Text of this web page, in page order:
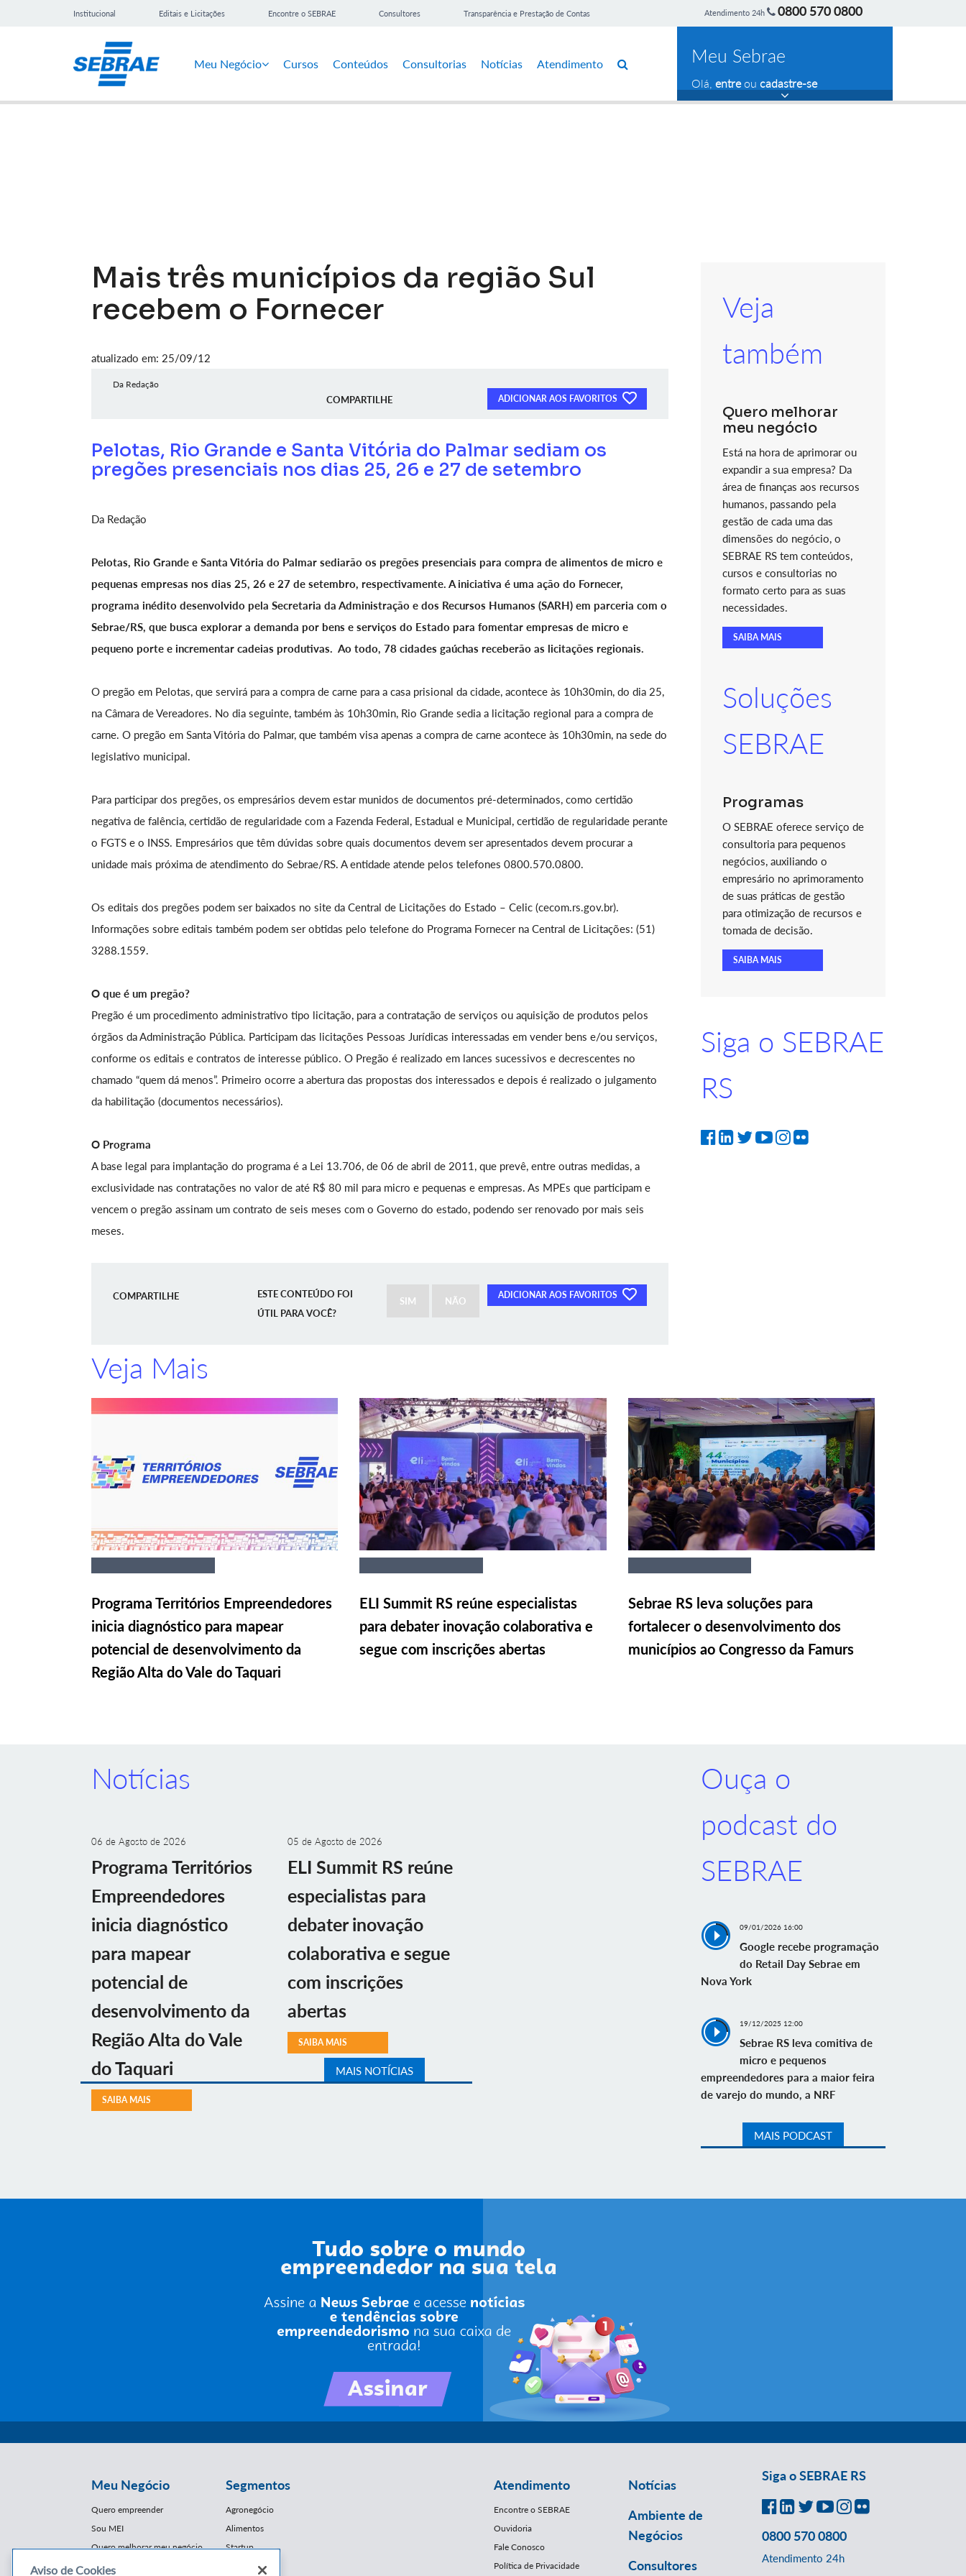
Institucional Editais e Licitações Encontre o SEBRAE Consultores Transparência e Prestação de Contas Atendimento 24h 0800 570 0800
Meu Negócio Cursos Conteúdos Consultorias Notícias Atendimento Meu Sebrae
Olá, entreou cadastre-se
Mais três municípios da região Sul
recebem o Fornecer
atualizado em: 25/09/12
Da Redação
COMPARTILHE ADICIONAR AOS FAVORITOS
Pelotas, Rio Grande e Santa Vitória do Palmar sediam os
pregões presenciais nos dias 25, 26 e 27 de setembro
Da Redação
Pelotas, Rio Grande e Santa Vitória do Palmar sediarão os pregões presenciais para compra de alimentos de micro e
pequenas empresas nos dias 25, 26 e 27 de setembro, respectivamente. A iniciativa é uma ação do Fornecer,
programa inédito desenvolvido pela Secretaria da Administração e dos Recursos Humanos (SARH) em parceria com o
Sebrae/RS, que busca explorar a demanda por bens e serviços do Estado para fomentar empresas de micro e
pequeno porte e incrementar cadeias produtivas. Ao todo, 78 cidades gaúchas receberão as licitações regionais.
O pregão em Pelotas, que servirá para a compra de carne para a casa prisional da cidade, acontece às 10h30min, do dia 25,
na Câmara de Vereadores. No dia seguinte, também às 10h30min, Rio Grande sedia a licitação regional para a compra de
carne. O pregão em Santa Vitória do Palmar, que também visa apenas a compra de carne acontece às 10h30min, na sede do
legislativo municipal.
Para participar dos pregões, os empresários devem estar munidos de documentos pré-determinados, como certidão
negativa de falência, certidão de regularidade com a Fazenda Federal, Estadual e Municipal, certidão de regularidade perante
o FGTS e o INSS. Empresários que têm dúvidas sobre quais documentos devem ser apresentados devem procurar a
unidade mais próxima de atendimento do Sebrae/RS. A entidade atende pelos telefones 0800.570.0800.
Os editais dos pregões podem ser baixados no site da Central de Licitações do Estado – Celic (cecom.rs.gov.br).
Informações sobre editais também podem ser obtidas pelo telefone do Programa Fornecer na Central de Licitações: (51)
3288.1559.
O que é um pregão?
Pregão é um procedimento administrativo tipo licitação, para a contratação de serviços ou aquisição de produtos pelos
órgãos da Administração Pública. Participam das licitações Pessoas Jurídicas interessadas em vender bens e/ou serviços,
conforme os editais e contratos de interesse público. O Pregão é realizado em lances sucessivos e decrescentes no
chamado “quem dá menos”. Primeiro ocorre a abertura das propostas dos interessados e depois é realizado o julgamento
da habilitação (documentos necessários).
O Programa
A base legal para implantação do programa é a Lei 13.706, de 06 de abril de 2011, que prevê, entre outras medidas, a
exclusividade nas contratações no valor de até R$ 80 mil para micro e pequenas e empresas. As MPEs que participam e
vencem o pregão assinam um contrato de seis meses com o Governo do estado, podendo ser renovado por mais seis
meses.
COMPARTILHE ADICIONAR AOS FAVORITOS
ESTE CONTEÚDO FOI
ÚTIL PARA VOCÊ?
SIM NÃO
Veja
também
Quero melhorar
meu negócio
Está na hora de aprimorar ou
expandir a sua empresa? Da
área de finanças aos recursos
humanos, passando pela
gestão de cada uma das
dimensões do negócio, o
SEBRAE RS tem conteúdos,
cursos e consultorias no
formato certo para as suas
necessidades.
SAIBA MAIS
Soluções
SEBRAE
Programas
O SEBRAE oferece serviço de
consultoria para pequenos
negócios, auxiliando o
empresário no aprimoramento
de suas práticas de gestão
para otimização de recursos e
tomada de decisão.
SAIBA MAIS
Siga o SEBRAE
RS
Veja Mais
Programa Territórios Empreendedores
inicia diagnóstico para mapear
potencial de desenvolvimento da
Região Alta do Vale do Taquari
ELI Summit RS reúne especialistas
para debater inovação colaborativa e
segue com inscrições abertas
Sebrae RS leva soluções para
fortalecer o desenvolvimento dos
municípios ao Congresso da Famurs
Notícias
06 de Agosto de 2026
Programa Territórios
Empreendedores
inicia diagnóstico
para mapear
potencial de
desenvolvimento da
Região Alta do Vale
do Taquari
SAIBA MAIS
05 de Agosto de 2026
ELI Summit RS reúne
especialistas para
debater inovação
colaborativa e segue
com inscrições
abertas
SAIBA MAIS
MAIS NOTÍCIAS
Ouça o
podcast do
SEBRAE
09/01/2026 16:00
Google recebe programação
do Retail Day Sebrae em
Nova York
19/12/2025 12:00
Sebrae RS leva comitiva de
micro e pequenos
empreendedores para a maior feira
de varejo do mundo, a NRF
MAIS PODCAST
Meu Negócio
Quero empreender
Sou MEI
Quero melhorar meu negócio
Segmentos
Agronegócio
Alimentos
Startup
E-Commerce
Atendimento
Encontre o SEBRAE
Ouvidoria
Fale Conosco
Política de Privacidade
Notícias
Ambiente de
Negócios
Consultores
Siga o SEBRAE RS
0800 570 0800
Atendimento 24h
Aviso de Cookies